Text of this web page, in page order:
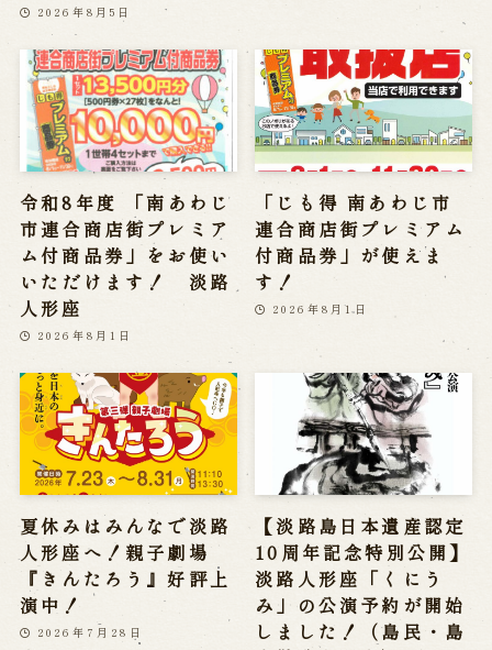
2026年8月5日
令和8年度 「南あわじ
市連合商店街プレミア
ム付商品券」をお使い
いただけます！ 淡路
人形座
2026年8月1日
「じも得 南あわじ市
連合商店街プレミアム
付商品券」が使えま
す！
2026年8月1日
夏休みはみんなで淡路
人形座へ！親子劇場
『きんたろう』好評上
演中！
2026年7月28日
【淡路島日本遺産認定
10周年記念特別公開】
淡路人形座「くにう
み」の公演予約が開始
しました！（島民・島